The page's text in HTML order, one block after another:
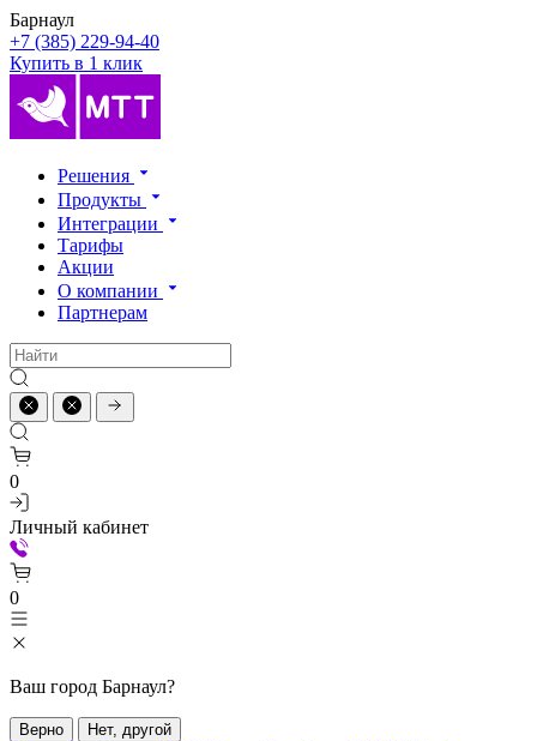
Барнаул
+7 (385) 229-94-40
Купить в 1 клик
Решения
Продукты
Интеграции
Тарифы
Акции
О компании
Партнерам
0
Личный кабинет
0
Ваш город Барнаул?
Верно Нет, другой